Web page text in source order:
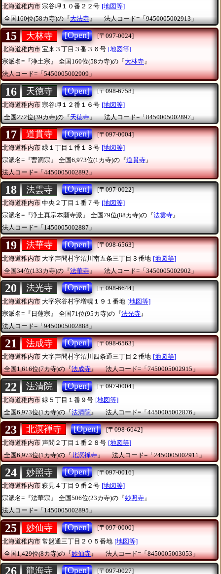
北海道稚内市 宗谷岬１０番２２号 [地図等]
全国160位(58カ寺)の『大法寺』 法人コード=「9450005002913」
15 大林寺 [Open]
[〒097-0024]
北海道稚内市 宝来３丁目３番３６号 [地図等]
宗派名=『浄土宗』
全国160位(58カ寺)の『大林寺』
法人コード=「5450005002909」
16 天徳寺 [Open]
[〒098-6758]
北海道稚内市 宗谷岬１２番１６号 [地図等]
全国272位(39カ寺)の『天徳寺』 法人コード=「8450005002897」
17 道貫寺 [Open]
[〒097-0004]
北海道稚内市 緑１丁目１番１３号 [地図等]
宗派名=『曹洞宗』
全国6,973位(1カ寺)の『道貫寺 』
法人コード=「4450005002892」
18 法雲寺 [Open]
[〒097-0022]
北海道稚内市 中央２丁目１番７号 [地図等]
宗派名=『浄土真宗本願寺派』
全国79位(88カ寺)の『法雲寺』
法人コード=「1450005002887」
19 法華寺 [Open]
[〒098-6563]
北海道稚内市 大字声問村字沼川南五条三丁目３番地 [地図等]
全国34位(133カ寺)の『法華寺』 法人コード=「3450005002902」
20 法光寺 [Open]
[〒098-6644]
北海道稚内市 大字宗谷村字増幌１９１番地 [地図等]
宗派名=『日蓮宗』
全国71位(95カ寺)の『法光寺 』
法人コード=「9450005002888」
21 法成寺 [Open]
[〒098-6563]
北海道稚内市 大字声問村字沼川四条通三丁目２番地 [地図等]
全国1,616位(7カ寺)の『法成寺』 法人コード=「7450005002915」
22 法清院 [Open]
[〒097-0004]
北海道稚内市 緑５丁目１番９号 [地図等]
全国6,973位(1カ寺)の『法清院』 法人コード=「4450005002876」
23 北溟褝寺 [Open]
[〒098-6642]
北海道稚内市 声問２丁目１番２８号 [地図等]
全国6,973位(1カ寺)の『北溟褝寺』 法人コード=「2450005002911」
24 妙照寺 [Open]
[〒097-0016]
北海道稚内市 萩見４丁目９番２号 [地図等]
宗派名=『法華宗』
全国506位(23カ寺)の『妙照寺』
法人コード=「1450005002895」
25 妙仙寺 [Open]
[〒097-0000]
北海道稚内市 常盤通三丁目２０５番地 [地図等]
全国1,429位(8カ寺)の『妙仙寺』 法人コード=「8450005003053」
26 龍海寺 [Open] [〒097-0027]